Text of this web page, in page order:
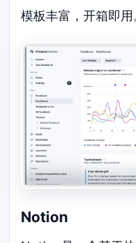
模板丰富，开箱即用
Notion